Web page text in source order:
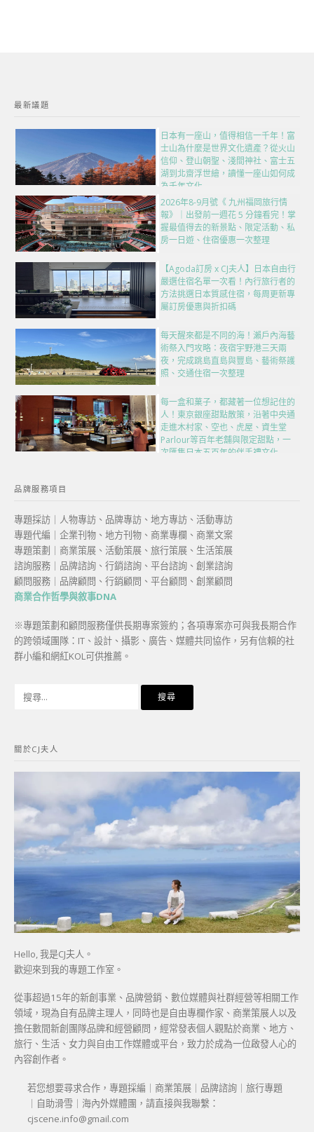
最新議題
日本有一座山，值得相信一千年！富
士山為什麼是世界文化遺產？從火山
信仰、登山朝聖、淺間神社、富士五
湖到北齋浮世繪，讀懂一座山如何成
為千年文化
2026年8-9月號《 九州福岡旅行情
報》｜出發前一週花 5 分鐘看完！掌
握最值得去的新景點、限定活動、私
房一日遊、住宿優惠一次整理
【Agoda訂房 x CJ夫人】日本自由行
嚴選住宿名單一次看！內行旅行者的
方法挑選日本質感住宿，每周更新專
屬訂房優惠與折扣碼
每天醒來都是不同的海！瀨戶內海藝
術祭入門攻略：夜宿宇野港三天兩
夜，完成跳島直島與豐島、藝術祭護
照、交通住宿一次整理
每一盒和菓子，都藏著一位想記住的
人！東京銀座甜點散策，沿著中央通
走進木村家、空也、虎屋、資生堂
Parlour等百年老舖與限定甜點，一
次匯集日本五百年的伴手禮文化
品牌服務項目
專題採訪｜人物專訪、品牌專訪、地方專訪、活動專訪
專題代編｜企業刊物、地方刊物、商業專欄、商業文案
專題策劃｜商業策展、活動策展、旅行策展、生活策展
諮詢服務｜品牌諮詢、行銷諮詢、平台諮詢、創業諮詢
顧問服務｜品牌顧問、行銷顧問、平台顧問、創業顧問
商業合作哲學與敘事DNA
※專題策劃和顧問服務僅供長期專案簽約；各項專案亦可與我長期合作
的跨領域團隊：IT、設計、攝影、廣告、媒體共同協作，另有信賴的社
群小編和網紅KOL可供推薦。
字:
關於CJ夫人
Hello, 我是CJ夫人。
歡迎來到我的專題工作室。
從事超過15年的新創事業、品牌營銷、數位媒體與社群經營等相關工作
領域，現為自有品牌主理人，同時也是自由專欄作家、商業策展人以及
擔任數間新創團隊品牌和經營顧問，經常發表個人觀點於商業、地方、
旅行、生活、女力與自由工作媒體或平台，致力於成為一位啟發人心的
內容創作者。
若您想要尋求合作，專題採編｜商業策展｜品牌諮詢｜旅行專題
｜自助滑雪｜海內外媒體團，請直接與我聯繫：
cjscene.info@gmail.com